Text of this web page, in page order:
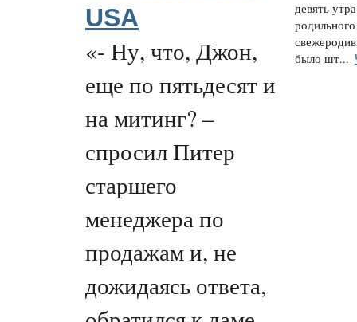
USA
«- Ну, что, Джон,
еще по пятьдесят и
на митинг? –
спросил Питер
старшего
менеджера по
продажам и, не
дожидаясь ответа,
девять
было шт...